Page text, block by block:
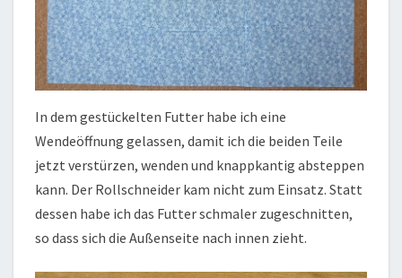
In dem gestückelten Futter habe ich eine
Wendeöffnung gelassen, damit ich die beiden Teile
jetzt verstürzen, wenden und knappkantig absteppen
kann. Der Rollschneider kam nicht zum Einsatz. Statt
dessen habe ich das Futter schmaler zugeschnitten,
so dass sich die Außenseite nach innen zieht.